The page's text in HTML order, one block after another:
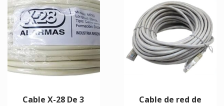
Cable X-28 De 3
Cable de red de